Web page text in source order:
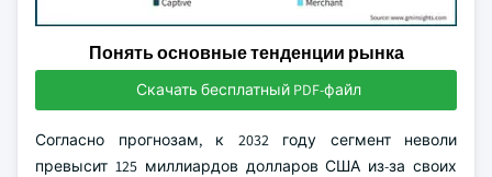
Понять основные тенденции рынка
Скачать бесплатный PDF-файл
Согласно прогнозам, к 2032 году сегмент неволи
превысит 125 миллиардов долларов США из-за своих